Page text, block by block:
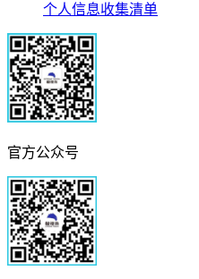
个人信息收集清单
官方公众号